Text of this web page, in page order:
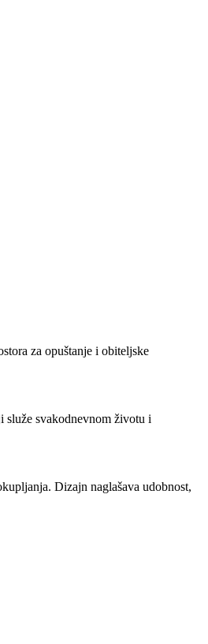
za opuštanje i obiteljske
služe svakodnevnom životu i
Dizajn naglašava udobnost,